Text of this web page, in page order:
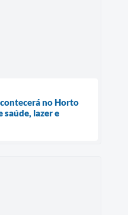
no Horto
saúde, lazer e